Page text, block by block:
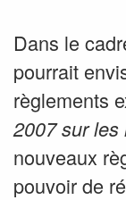
Dans le
pourrait
règlements
2007 sur les
nouveaux
pouvoir de